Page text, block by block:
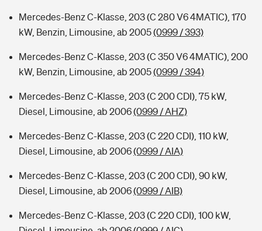
Mercedes-Benz C-Klasse, 203 (C 280 V6 4MATIC), 170
kW, Benzin, Limousine, ab 2005(0999 / 393)
Mercedes-Benz C-Klasse, 203 (C 350 V6 4MATIC), 200
kW, Benzin, Limousine, ab 2005(0999 / 394)
Mercedes-Benz C-Klasse, 203 (C 200 CDI), 75 kW,
Diesel, Limousine, ab 2006(0999 / AHZ)
Mercedes-Benz C-Klasse, 203 (C 220 CDI), 110 kW,
Diesel, Limousine, ab 2006(0999 / AIA)
Mercedes-Benz C-Klasse, 203 (C 200 CDI), 90 kW,
Diesel, Limousine, ab 2006(0999 / AIB)
Mercedes-Benz C-Klasse, 203 (C 220 CDI), 100 kW,